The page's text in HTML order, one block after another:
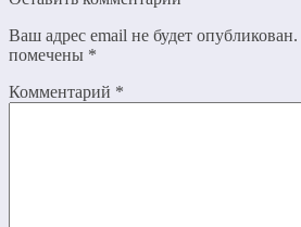
Ваш адрес email не будет опубликован.
помечены *
Комментарий *